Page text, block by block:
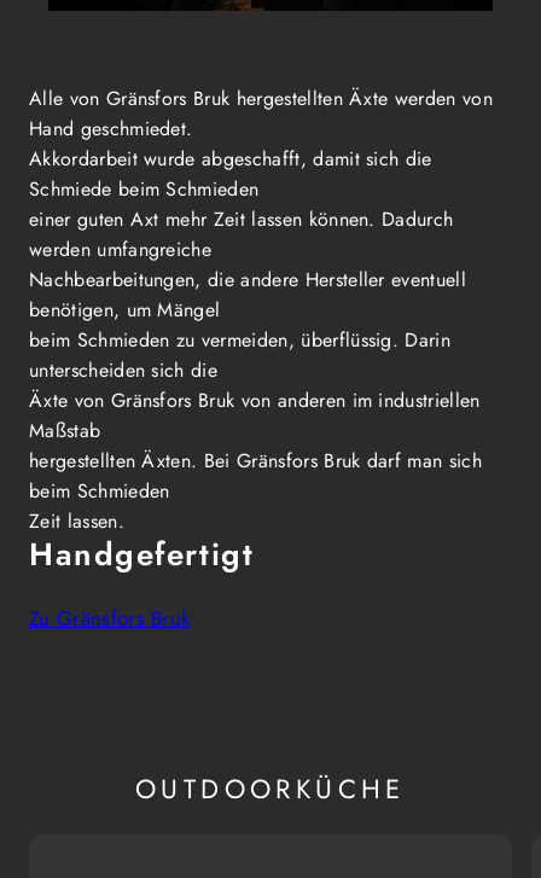
Alle von Gränsfors Bruk hergestellten Äxte werden von
Hand geschmiedet.
Akkordarbeit wurde abgeschafft, damit sich die
Schmiede beim Schmieden
einer guten Axt mehr Zeit lassen können. Dadurch
werden umfangreiche
Nachbearbeitungen, die andere Hersteller eventuell
benötigen, um Mängel
beim Schmieden zu vermeiden, überflüssig. Darin
unterscheiden sich die
Äxte von Gränsfors Bruk von anderen im industriellen
Maßstab
hergestellten Äxten. Bei Gränsfors Bruk darf man sich
beim Schmieden
Zeit lassen.
Handgefertigt
Zu Gränsfors Bruk
OUTDOORKÜCHE